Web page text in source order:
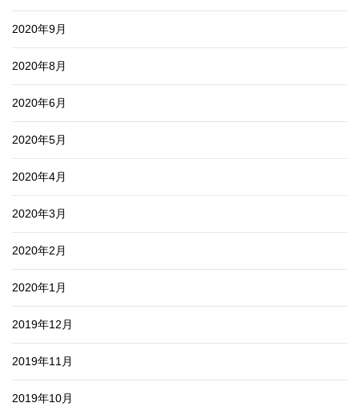
2020年9月
2020年8月
2020年6月
2020年5月
2020年4月
2020年3月
2020年2月
2020年1月
2019年12月
2019年11月
2019年10月